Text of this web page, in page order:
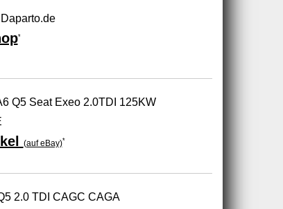
*
Q5 Seat Exeo 2.0TDI 125KW
(auf eBay)*
2.0 TDI CAGC CAGA